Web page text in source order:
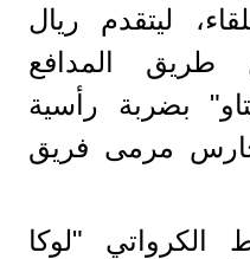
ليتقدم ريال
طريق المدافع
بضربة رأسية
مرمى فريق
"لوكا